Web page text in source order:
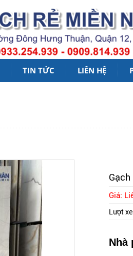
TIN TỨC LIÊN HỆ
Giá:
Lượt
Nhà